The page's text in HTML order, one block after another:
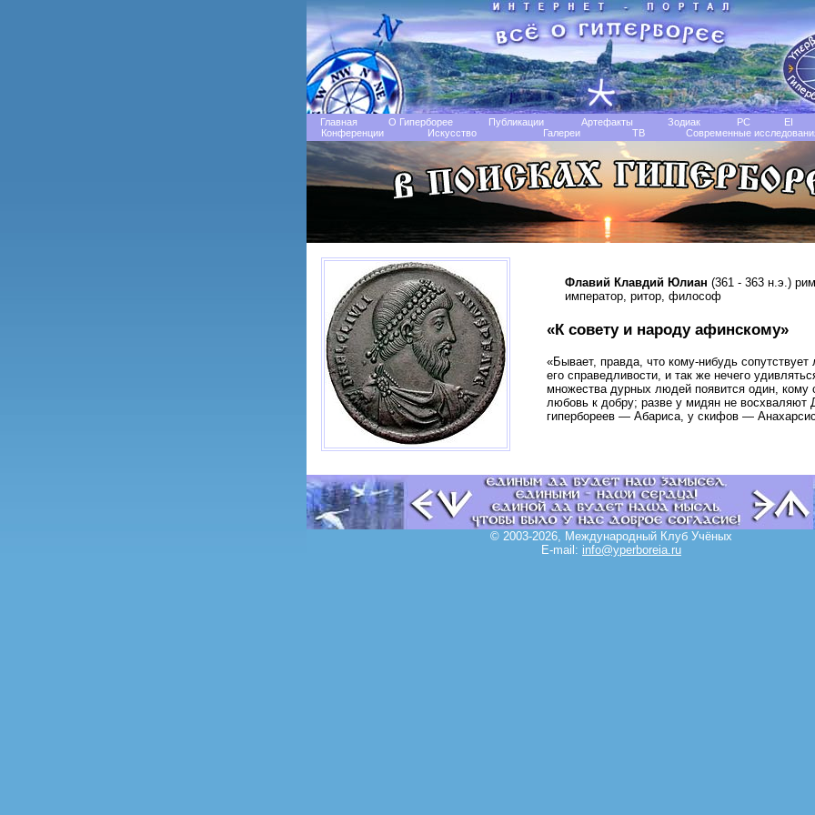
Главная О Гиперборее Публикации Артефакты Зодиак РС
EI
Конференции
Искусство Галереи TB Современные
Флавий Клавдий Юлиан (361 - 363 н.э.)
император, ритор, философ
«К совету и народу афинскому»
«Бывает, правда, что кому-нибудь
его справедливости, и так же нечего
множества дурных людей появится один, кому
любовь к добру; разве у мидян не восхваляют
гипербореев — Абариса, у скифов —
© 2003-2026, Международный Клуб Учёных
E-mail: info@yperboreia.ru